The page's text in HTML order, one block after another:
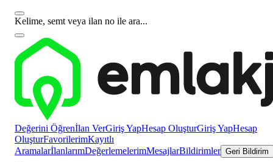
Kelime, semt veya ilan no ile ara...
Değerini Öğrenİlan VerGiriş YapHesap OluşturGiriş YapHesap
OluşturFavorilerimKayıtlı
AramalarİlanlarımDeğerlemelerimMesajlarBildirimler Geri Bildirim